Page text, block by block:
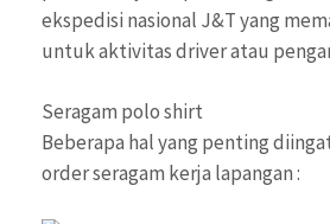
ekspedisi nasional J&T yang
untuk aktivitas driver atau
Seragam polo shirt
Beberapa hal yang penting
order seragam kerja lapangan :